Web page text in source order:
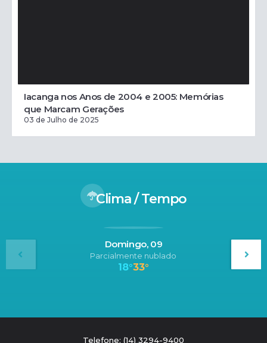
Iacanga nos Anos de 2004 e 2005: Memórias
que Marcam Gerações
03 de Julho de 2025
Clima / Tempo
Domingo, 09
Parcialmente nublado
18°33°
Telefone: (14) 3294-9400